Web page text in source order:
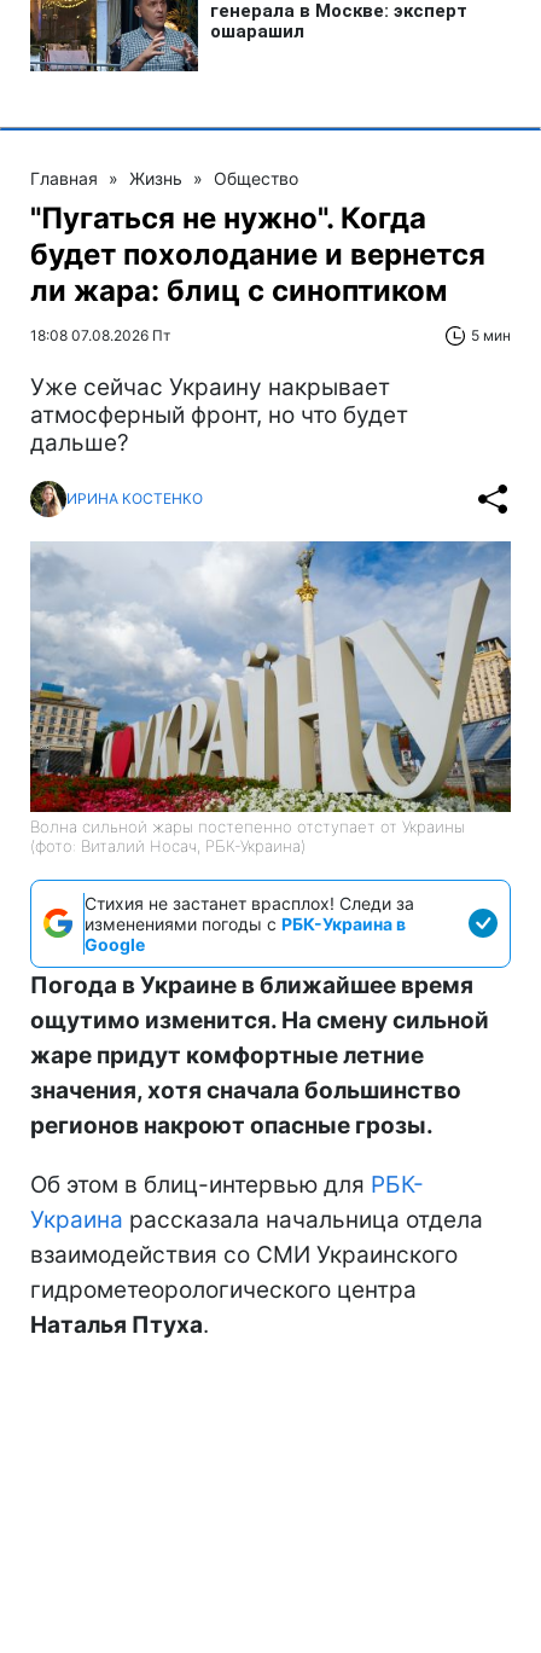
Главная » Жизнь » Общество
"Пугаться не нужно". Когда
будет похолодание и вернется
ли жара: блиц с синоптиком
18:08 07.08.2026 Пт 5 мин
Уже сейчас Украину накрывает
атмосферный фронт, но что будет
дальше?
ИРИНА КОСТЕНКО
Волна сильной жары постепенно отступает от Украины
(фото: Виталий Носач, РБК-Украина)
Стихия не застанет врасплох! Следи за
изменениями погоды с РБК-Украина в
Google
Погода в Украине в ближайшее время
ощутимо изменится. На смену сильной
жаре придут комфортные летние
значения, хотя сначала большинство
регионов накроют опасные грозы.
Об этом в блиц-интервью для РБК-
Украина рассказала начальница отдела
взаимодействия со СМИ Украинского
гидрометеорологического центра
Наталья Птуха.